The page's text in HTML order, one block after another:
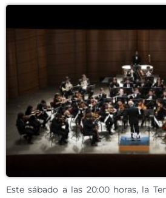
Este sábado a las 20:00 horas, la